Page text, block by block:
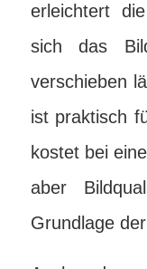
erleichtert
sich das
verschieben
ist praktisch
kostet bei
aber
Grundlage